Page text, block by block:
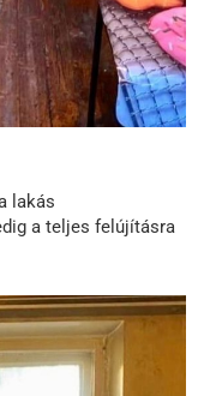
lakás
a teljes felújításra